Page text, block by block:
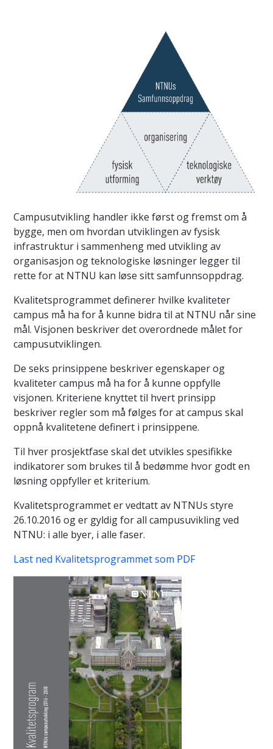
Campusutvikling handler ikke først og fremst om å
bygge, men om hvordan utviklingen av fysisk
infrastruktur i sammenheng med utvikling av
organisasjon og teknologiske løsninger legger til
rette for at NTNU kan løse sitt samfunnsoppdrag.
Kvalitetsprogrammet definerer hvilke kvaliteter
campus må ha for å kunne bidra til at NTNU når sine
mål. Visjonen beskriver det overordnede målet for
campusutviklingen.
De seks prinsippene beskriver egenskaper og
kvaliteter campus må ha for å kunne oppfylle
visjonen. Kriteriene knyttet til hvert prinsipp
beskriver regler som må følges for at campus skal
oppnå kvalitetene definert i prinsippene.
Til hver prosjektfase skal det utvikles spesifikke
indikatorer som brukes til å bedømme hvor godt en
løsning oppfyller et kriterium.
Kvalitetsprogrammet er vedtatt av NTNUs styre
26.10.2016 og er gyldig for all campusuvikling ved
NTNU: i alle byer, i alle faser.
Last ned Kvalitetsprogrammet som PDF